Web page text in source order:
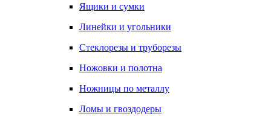
Ящики и сумки
Линейки и угольники
Стеклорезы и труборезы
Ножовки и полотна
Ножницы по металлу
Ломы и гвоздодеры